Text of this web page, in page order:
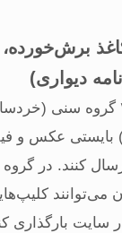
برش‌خورده،
دیواری)
شرکت‌کنندگان در ۴ گروه سنی
بایستی عکس و
کنند. در
می‌توانند
سایت بارگذاری